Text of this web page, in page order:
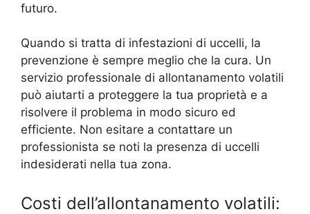
futuro.
Quando si tratta di infestazioni di uccelli, la
prevenzione è sempre meglio che la cura. Un
servizio professionale di allontanamento volatili
può aiutarti a proteggere la tua proprietà e a
risolvere il problema in modo sicuro ed
efficiente. Non esitare a contattare un
professionista se noti la presenza di uccelli
indesiderati nella tua zona.
Costi dell’allontanamento volatili: